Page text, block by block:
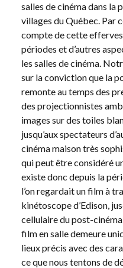
salles de cinéma dans la
villages du Québec. Par
compte de cette
périodes et d’autres
les salles de cinéma.
sur la conviction que la
remonte au temps des
des projectionnistes
images sur des toiles
jusqu’aux spectateurs
cinéma maison très
qui peut être considéré
existe donc depuis la
l’on regardait un film à
kinétoscope d’Edison,
cellulaire du post-
film en salle demeure
lieux précis avec des
ce que nous tentons de